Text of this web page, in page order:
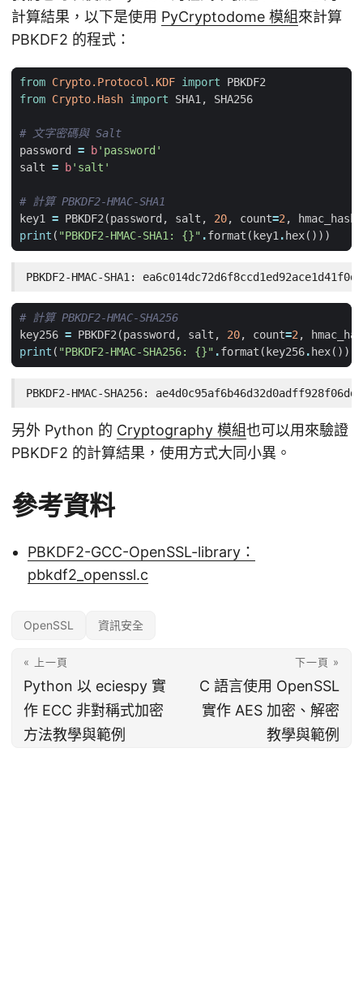
計算結果，以下是使用 PyCryptodome 模組來計算
PBKDF2 的程式：
from Crypto.Protocol.KDF import
PBKDF2
from Crypto.Hash import SHA1, SHA256
# 文字密碼與 Salt
password
= b'password'
salt = b'salt'
# 計算 PBKDF2-HMAC-SHA1
key1 = PBKDF2(password , salt , 20, count=2,
print ( "PBKDF2-HMAC-SHA1: {}" .format ( key1. hex()))
PBKDF2-HMAC-SHA1:
# 計算 PBKDF2-HMAC-SHA256
key256 = PBKDF2(password , salt , 20, count=2,
print ( "PBKDF2-HMAC-SHA256: {}" .format ( key256. hex()))
PBKDF2-HMAC-SHA256:
另外 Python 的 Cryptography 模組也可以用來驗證
PBKDF2 的計算結果，使用方式大同小異。
參考資料
PBKDF2-GCC-OpenSSL-library：
pbkdf2_openssl.c
OpenSSL 資訊安全
« 上一頁
Python 以 eciespy 實
作 ECC 非對稱式加密
方法教學與範例
下一頁 »
C 語言使用 OpenSSL
實作 AES 加密、解密
教學與範例